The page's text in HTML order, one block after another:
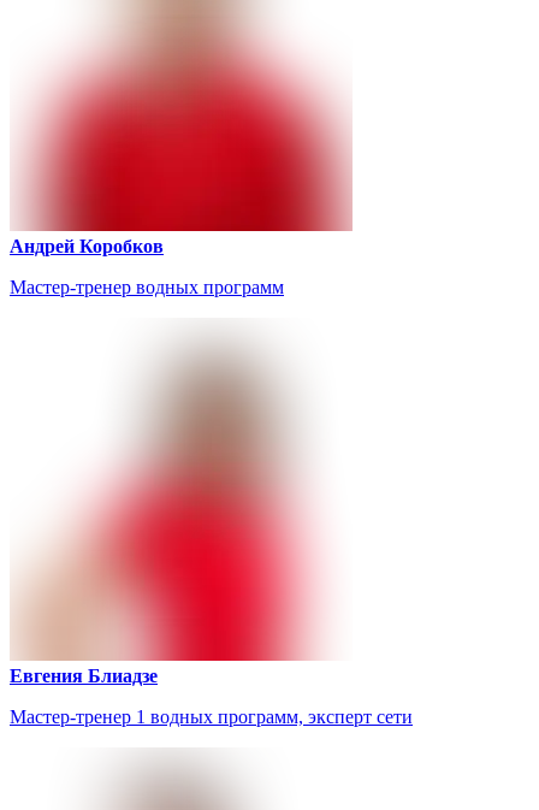
Андрей Коробков
Мастер-тренер водных программ
Евгения Блиадзе
Мастер-тренер 1 водных программ, эксперт сети